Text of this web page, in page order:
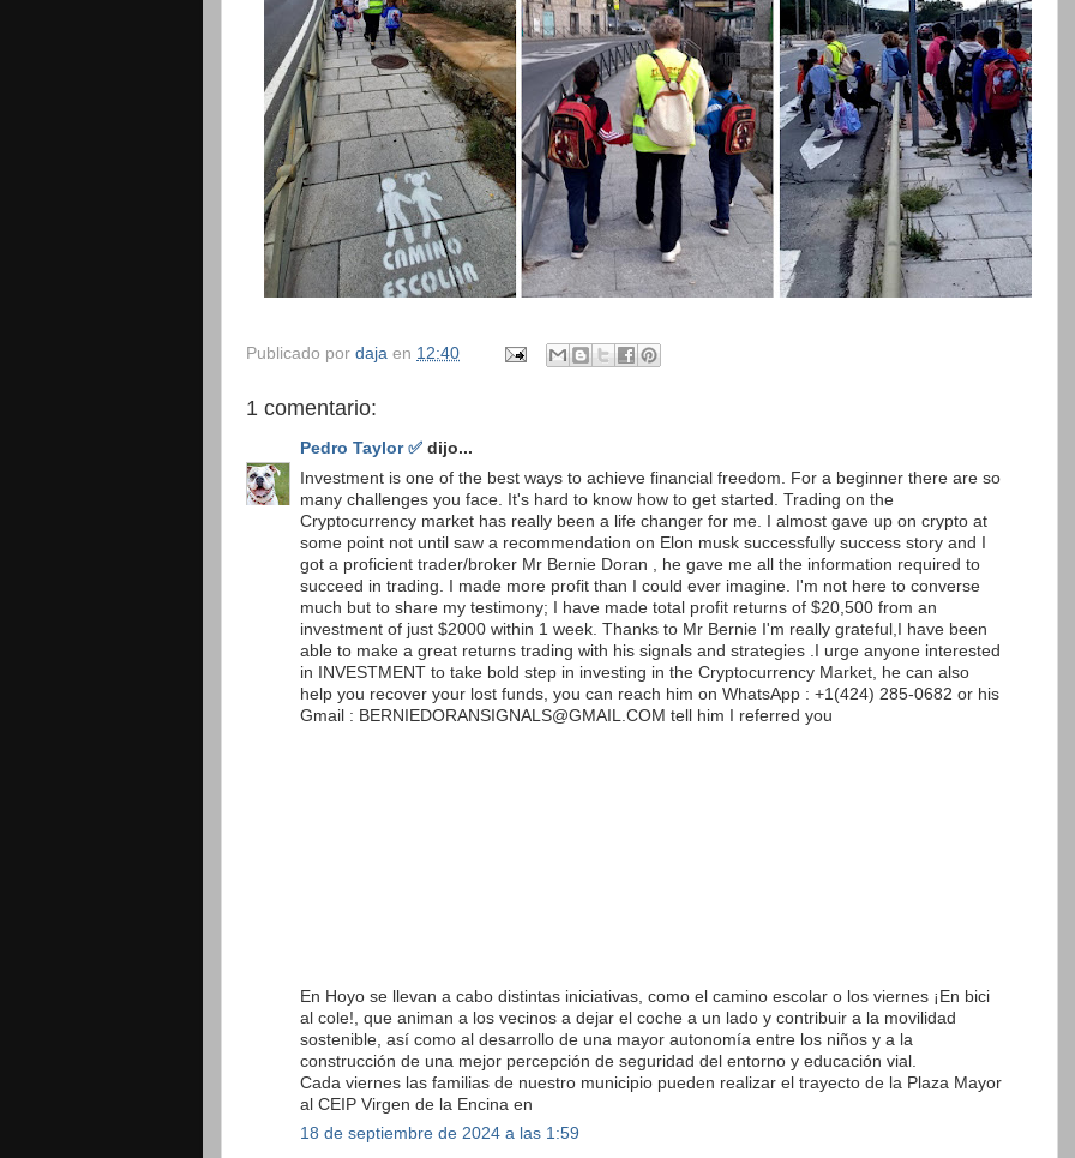
Publicado por daja en 12:40
1 comentario:
Pedro Taylor ✅ dijo...
Investment is one of the best ways to achieve financial freedom. For a beginner there are so
many challenges you face. It's hard to know how to get started. Trading on the
Cryptocurrency market has really been a life changer for me. I almost gave up on crypto at
some point not until saw a recommendation on Elon musk successfully success story and I
got a proficient trader/broker Mr Bernie Doran , he gave me all the information required to
succeed in trading. I made more profit than I could ever imagine. I'm not here to converse
much but to share my testimony; I have made total profit returns of $20,500 from an
investment of just $2000 within 1 week. Thanks to Mr Bernie I'm really grateful,I have been
able to make a great returns trading with his signals and strategies .I urge anyone interested
in INVESTMENT to take bold step in investing in the Cryptocurrency Market, he can also
help you recover your lost funds, you can reach him on WhatsApp : +1(424) 285-0682 or his
Gmail : BERNIEDORANSIGNALS@GMAIL.COM tell him I referred you
En Hoyo se llevan a cabo distintas iniciativas, como el camino escolar o los viernes ¡En bici
al cole!, que animan a los vecinos a dejar el coche a un lado y contribuir a la movilidad
sostenible, así como al desarrollo de una mayor autonomía entre los niños y a la
construcción de una mejor percepción de seguridad del entorno y educación vial.
Cada viernes las familias de nuestro municipio pueden realizar el trayecto de la Plaza Mayor
al CEIP Virgen de la Encina en
18 de septiembre de 2024 a las 1:59